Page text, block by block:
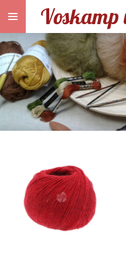
Ga
naar
de
hoofdinhoud
Voskamp